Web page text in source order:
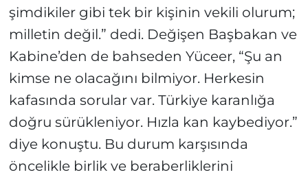
şimdikiler gibi tek bir kişinin vekili olurum;
milletin değil.” dedi. Değişen Başbakan ve
Kabine’den de bahseden Yüceer, “Şu an
kimse ne olacağını bilmiyor. Herkesin
kafasında sorular var. Türkiye karanlığa
doğru sürükleniyor. Hızla kan kaybediyor.”
diye konuştu. Bu durum karşısında
öncelikle birlik ve beraberliklerini